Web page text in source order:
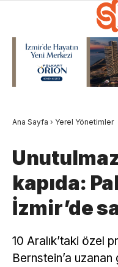
Ana Sayfa › Yerel Yönetimler
kapıda:
İzmir’de
10 Aralık’taki özel
Bernstein’a